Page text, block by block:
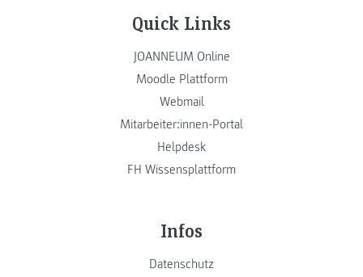
Quick Links
JOANNEUM Online
Moodle Plattform
Webmail
Mitarbeiter:innen-Portal
Helpdesk
FH Wissensplattform
Infos
Datenschutz